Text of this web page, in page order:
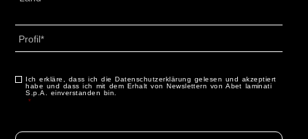
Land
Zustimmung *
Ich erkläre, dass ich die Datenschutzerklärung gelesen und akzeptiert
habe und dass ich mit dem Erhalt von Newslettern von Abet laminati
S.p.A. einverstanden bin.
*